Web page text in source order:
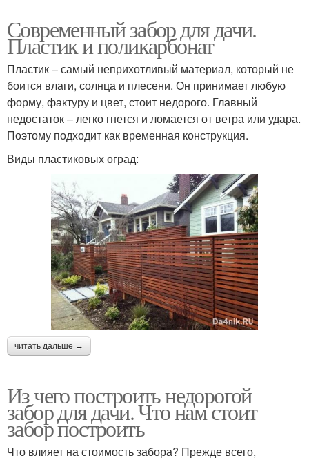
Современный забор для дачи.
Пластик и поликарбонат
Пластик – самый неприхотливый материал, который не
боится влаги, солнца и плесени. Он принимает любую
форму, фактуру и цвет, стоит недорого. Главный
недостаток – легко гнется и ломается от ветра или удара.
Поэтому подходит как временная конструкция.
Виды пластиковых оград:
читать дальше →
Из чего построить недорогой
забор для дачи. Что нам стоит
забор построить
Что влияет на стоимость забора? Прежде всего,